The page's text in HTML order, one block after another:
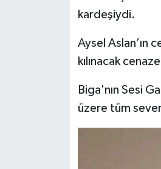
kardeşiydi.
Aysel Aslan’ın
kılınacak
Biga'nın Sesi
üzere tüm
Teknoloji